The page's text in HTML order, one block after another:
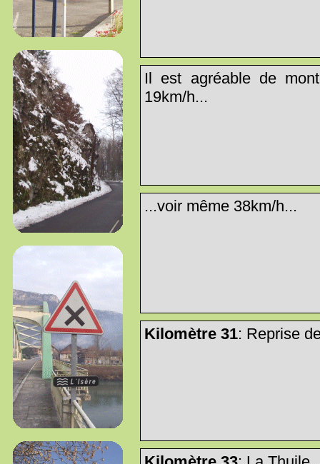
Il est agréable de
19km/h...
...voir même 38km/h...
Kilomètre 31: Reprise